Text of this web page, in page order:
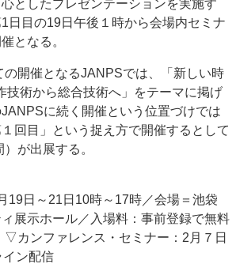
としたプレゼンテーションを実施す
日目の19日午後１時から会場内セミナ
となる。
の開催となるJANPSでは、「新しい時
術から総合技術へ」をテーマに掲げ
に続く開催という位置づけでは
回目」という捉え方で開催するとして
が出展する。
19日～21日10時～17時／会場＝池袋
展示ホール／入場料：事前登録で無料
▽カンファレンス・セミナー：2月７日
イン配信